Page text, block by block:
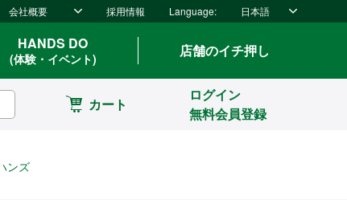
会社概要 採用情報 Language: 日本語
HANDS DO
(体験・イベント) 店舗のイチ押し
カート
ログイン
無料会員登録
ンズ